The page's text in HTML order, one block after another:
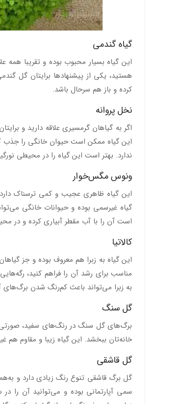
گیاه گندمی
این گیاه بسیار محبوب بوده و تقریبا همه
هستید، یکی از پیشنهادها برایتان گل
کرده و باز هم سرحال باشد.
نخل پروانه
اگر به گیاهان گرمسیری علاقه دارید و
این گیاه ممکن است حیوان خانگی را جذب
ندارد. بهتر است این گیاه را در محیطی
ونوس مگس‌خوار
این گیاه ظاهری عجیب و کمی ترسناک
گیاه غیرسمی بوده و حیوانات خانگی
است آن را با آب مقطر آبیاری کرده و در
کالاتیا
این گیاه به زبرا هم معروف بوده و جز
مناسب برای رشد آن را فراهم کنید،
به زبرا می‌تواند باعث کم‌رنگ شدن
گل سنگ
برگ‌های گل سنگ در رنگ‌های سفید، صورتی،
خانه‌تان ببخشد. این گیاه زیبا و مقاوم
گل قاشقی
گل برگ قاشقی تنوع رنگ زیادی دارد و
سمی آپارتمانی بوده و می‌توانید آن را